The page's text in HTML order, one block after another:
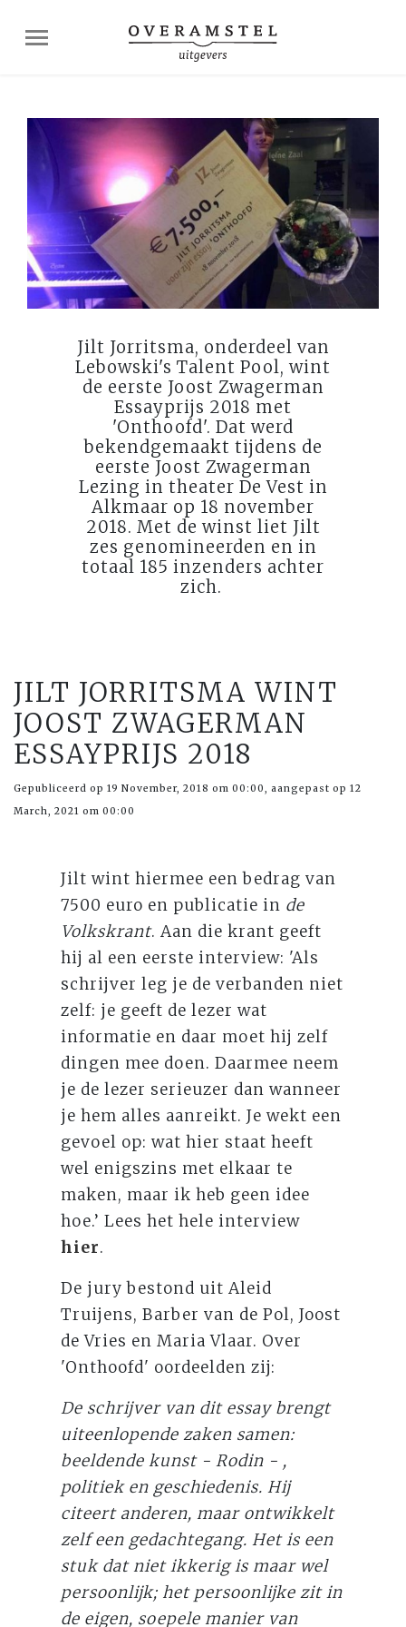
Jilt Jorritsma, onderdeel van
Lebowski's Talent Pool, wint
de eerste Joost Zwagerman
Essayprijs 2018 met
'Onthoofd'. Dat werd
bekendgemaakt tijdens de
eerste Joost Zwagerman
Lezing in theater De Vest in
Alkmaar op 18 november
2018. Met de winst liet Jilt
zes genomineerden en in
totaal 185 inzenders achter
zich.
JILT JORRITSMA WINT
JOOST ZWAGERMAN
ESSAYPRIJS 2018
Gepubliceerd op 19 November, 2018 om 00:00, aangepast op 12
March, 2021 om 00:00
Jilt wint hiermee een bedrag van
7500 euro en publicatie in de
Volkskrant. Aan die krant geeft
hij al een eerste interview: 'Als
schrijver leg je de verbanden niet
zelf: je geeft de lezer wat
informatie en daar moet hij zelf
dingen mee doen. Daarmee neem
je de lezer ­serieuzer dan wanneer
je hem alles aanreikt. Je wekt een
gevoel op: wat hier staat heeft
wel enigszins met ­elkaar te
maken, maar ik heb geen idee
hoe.’ Lees het hele interview
hier.
De jury bestond uit Aleid
Truijens, Barber van de Pol, Joost
de Vries en Maria Vlaar. Over
'Onthoofd' oordeelden zij:
De schrijver van dit essay brengt
uiteenlopende zaken samen:
beeldende kunst - Rodin - ,
politiek en geschiedenis. Hij
citeert anderen, maar ontwikkelt
zelf een gedachtegang. Het is een
stuk dat niet ikkerig is maar wel
persoonlijk; het persoonlijke zit in
de eigen, soepele manier van